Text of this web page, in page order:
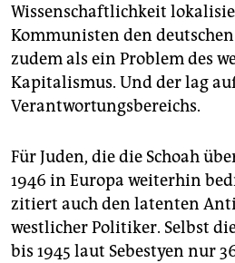
Wissenschaftlichkeit
Kommunisten den
zudem als ein Problem des
Kapitalismus. Und der lag
Verantwortungsbereichs.
Für Juden, die die Schoah
1946 in Europa weiterhin
zitiert auch den latenten
westlicher Politiker. Selbst
bis 1945 laut Sebestyen nur